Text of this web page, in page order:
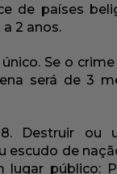
de países
a 2 anos.
Se o
será de 3
ou
escudo de
lugar público: